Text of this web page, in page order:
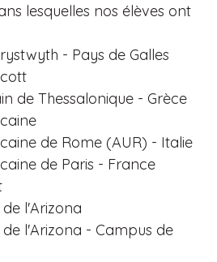
lesquelles nos élèves ont
- Pays de Galles
de Thessalonique - Grèce
de Rome (AUR) - Italie
de Paris - France
l'Arizona
l'Arizona - Campus de